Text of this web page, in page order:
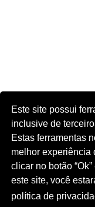
Este site possui
inclusive de
Estas ferramentas
melhor experiência
clicar no botão
este site, você
política de